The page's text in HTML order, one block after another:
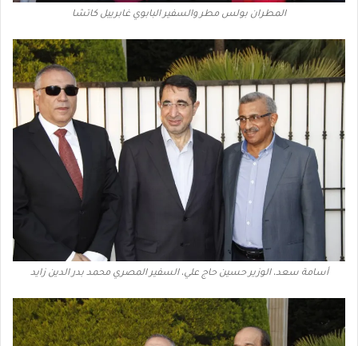
المطران بولس مطر والسفير البابوي غابرييل كاتشا
أسامة سعد، الوزير حسين حاج علي، السفير المصري محمد بدر الدين زايد